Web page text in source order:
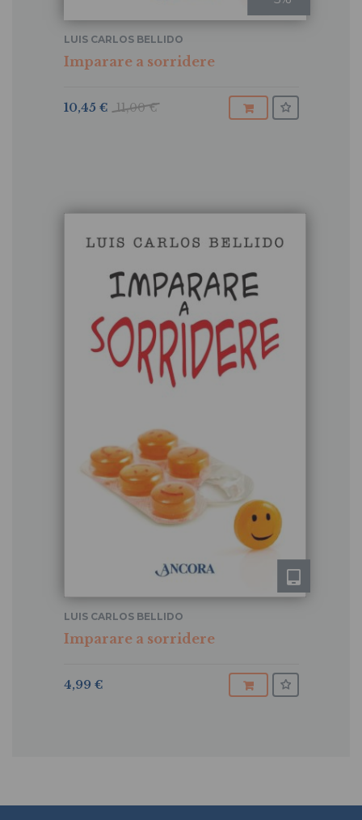
Imparare a sorridere
LUIS CARLOS BELLIDO
11,00 €
10,45 €
Imparare a sorridere
LUIS CARLOS BELLIDO
4,99 €